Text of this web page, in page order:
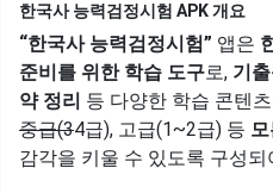
한국사 능력검정시험 APK 개요
“한국사 능력검정시험” 앱은
준비를 위한 학습 도구로, 기
약 정리 등 다양한 학습 콘텐
중급(34급), 고급(1~2급) 등
감각을 키울 수 있도록 구성되